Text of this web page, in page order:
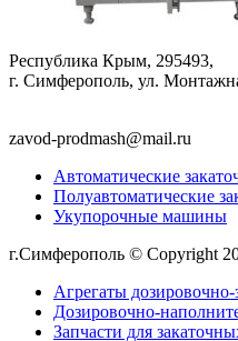
Республика Крым, 295493,
г. Симферополь, ул.
zavod-prodmash@mail.ru
Автоматические
Полуавтоматические
Укупорочные машины
г.Симферополь © Copyright
Агрегаты дозировочно-
Дозировочно-
Запчасти для